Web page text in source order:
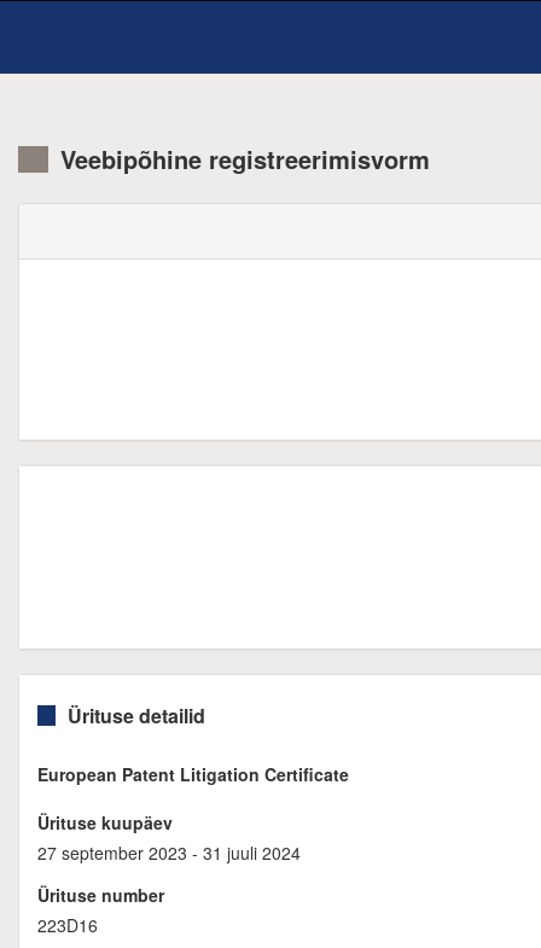
Veebipõhine registreerimisvorm
Ürituse detailid
European Patent Litigation Certificate
Ürituse kuupäev
27 september 2023 - 31 juuli 2024
Ürituse number
223D16